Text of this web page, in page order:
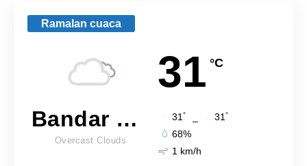
Ramalan cuaca
31 °C
Bandar Lampung
Overcast Clouds
31 ° 31 °
68%
1 km/h